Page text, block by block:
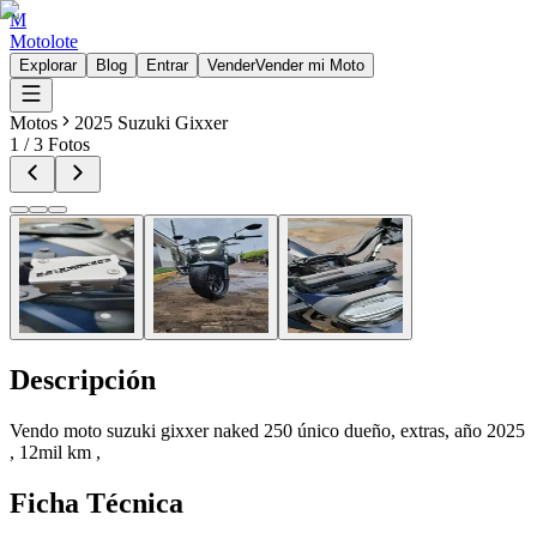
M
Motolote
Explorar Blog Entrar VenderVender mi Moto
Motos
2025 Suzuki Gixxer
1 /3 Fotos
Descripción
Vendo moto suzuki gixxer naked 250 único dueño, extras, año 2025
, 12mil km ,
Ficha Técnica